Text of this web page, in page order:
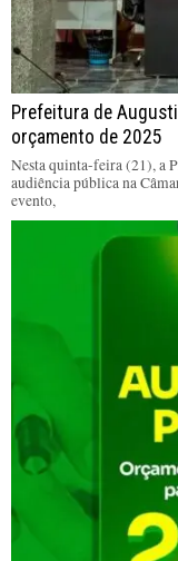
Prefeitura de
orçamento de 2025
Nesta quinta-feira (21), a
audiência pública na
evento,